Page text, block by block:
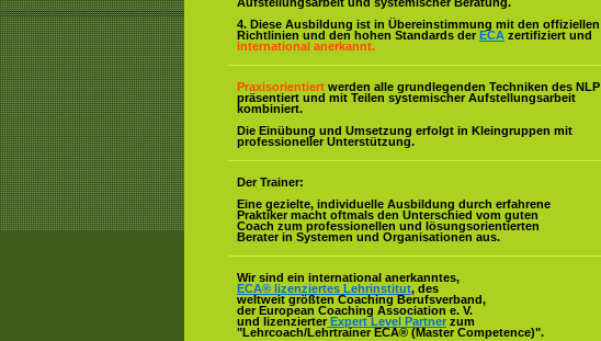
4. Diese Ausbildung ist in Übereinstimmung mit den offiziellen
Richtlinien und den hohen Standards der ECA zertifiziert und
international anerkannt.
Praxisorientiert werden alle grundlegenden Techniken des NLP
präsentiert und mit Teilen systemischer Aufstellungsarbeit
kombiniert.
Die Einübung und Umsetzung erfolgt in Kleingruppen mit
professioneller Unterstützung.
Der Trainer:
Eine gezielte, individuelle Ausbildung durch erfahrene
Praktiker macht oftmals den Unterschied vom guten
Coach zum professionellen und lösungsorientierten
Berater in Systemen und Organisationen aus.
Wir sind ein international anerkanntes,
ECA® lizenziertes Lehrinstitut, des
weltweit größten Coaching Berufsverband,
der European Coaching Association e. V.
und lizenzierter Expert Level Partner zum
"Lehrcoach/Lehrtrainer ECA® (Master Competence)".